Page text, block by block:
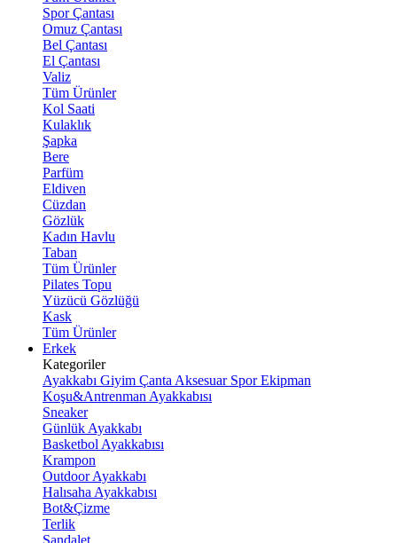
Spor Çantası
Omuz Çantası
Bel Çantası
El Çantası
Valiz
Tüm Ürünler
Kol Saati
Kulaklık
Şapka
Bere
Parfüm
Eldiven
Cüzdan
Gözlük
Kadın Havlu
Taban
Tüm Ürünler
Pilates Topu
Yüzücü Gözlüğü
Kask
Tüm Ürünler
Erkek
Kategoriler
Ayakkabı Giyim Çanta Aksesuar Spor Ekipman
Koşu&Antrenman Ayakkabısı
Sneaker
Günlük Ayakkabı
Basketbol Ayakkabısı
Krampon
Outdoor Ayakkabı
Halısaha Ayakkabısı
Bot&Çizme
Terlik
Sandalet